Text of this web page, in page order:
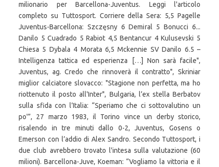
milionario per Barcellona-Juventus. Leggi l'articolo
completo su Tuttosport. Corriere della Sera: 5,5 Pagelle
Juventus-Barcellona: Szczęsny 6 Demiral 5 Bonucci 6...
Danilo 5 Cuadrado 5 Rabiot 4,5 Bentancur 4 Kulusevski 5
Chiesa 5 Dybala 4 Morata 6,5 Mckennie SV Danilo 6.5 –
Intelligenza tattica ed esperienza […] Non sarà facile",
Juventus, ag. Credo che rinnoverà il contratto", Skriniar
miglior calciatore slovacco: "Stagione non perfetta, ma ho
riottenuto il posto all'Inter", Bulgaria, l’ex stella Berbatov
sulla sfida con l’Italia: “Speriamo che ci sottovalutino un
po'”, 27 marzo 1983, il Torino vince un derby storico,
risalendo in tre minuti dallo 0-2, Juventus, Gosens o
Emerson con l’addio di Alex Sandro. Secondo Tuttosport, i
due club avrebbero trovato l'intesa sulla valutazione (60
milioni). Barcellona-Juve, Koeman: “Vogliamo la vittoria e il